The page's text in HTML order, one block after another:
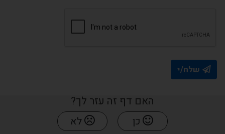
שלח/י
האם דף זה עזר לך?
כן לא